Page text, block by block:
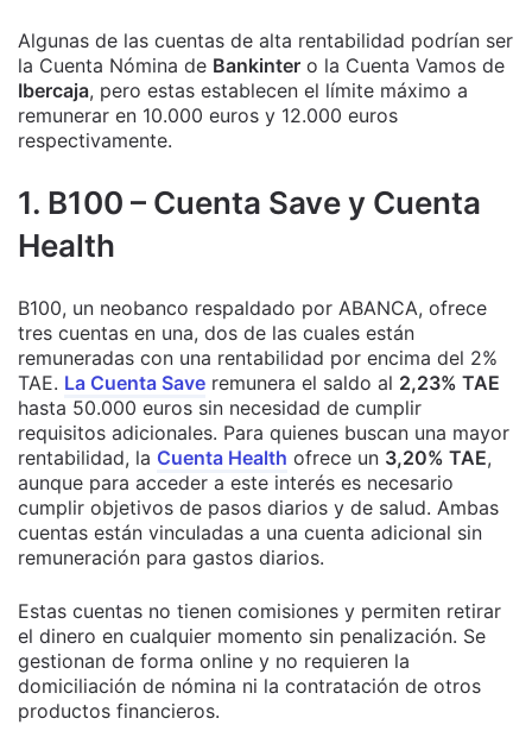
Algunas de las cuentas de alta rentabilidad podrían ser
la Cuenta Nómina de Bankinter o la Cuenta Vamos de
Ibercaja, pero estas establecen el límite máximo a
remunerar en 10.000 euros y 12.000 euros
respectivamente.
1. B100 – Cuenta Save y Cuenta
Health
B100, un neobanco respaldado por ABANCA, ofrece
tres cuentas en una, dos de las cuales están
remuneradas con una rentabilidad por encima del 2%
TAE. La Cuenta Save remunera el saldo al 2,23% TAE
hasta 50.000 euros sin necesidad de cumplir
requisitos adicionales. Para quienes buscan una mayor
rentabilidad, la Cuenta Health ofrece un 3,20% TAE,
aunque para acceder a este interés es necesario
cumplir objetivos de pasos diarios y de salud. Ambas
cuentas están vinculadas a una cuenta adicional sin
remuneración para gastos diarios.
Estas cuentas no tienen comisiones y permiten retirar
el dinero en cualquier momento sin penalización. Se
gestionan de forma online y no requieren la
domiciliación de nómina ni la contratación de otros
productos financieros.